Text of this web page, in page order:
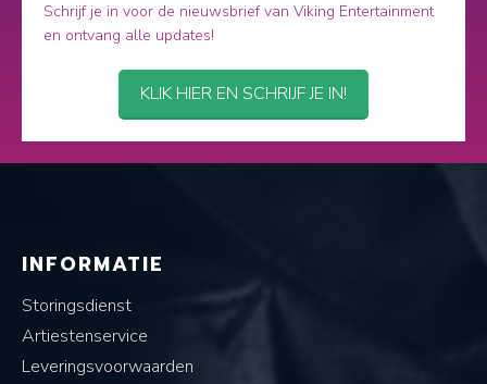
Schrijf je in voor de nieuwsbrief van Viking Entertainment
en ontvang alle updates!
KLIK HIER EN SCHRIJF JE IN!
INFORMATIE
Storingsdienst
Artiestenservice
Leveringsvoorwaarden